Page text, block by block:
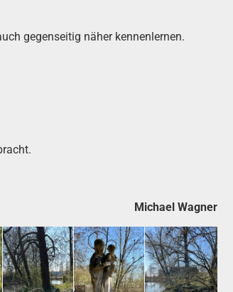
gegenseitig näher kennenlernen.
Michael Wagner